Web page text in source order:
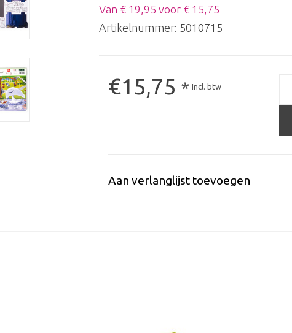
Van € 19,95 voor € 15,75
Artikelnummer: 5010715
€15,75 * Incl. btw
Aan verlanglijst toevoegen